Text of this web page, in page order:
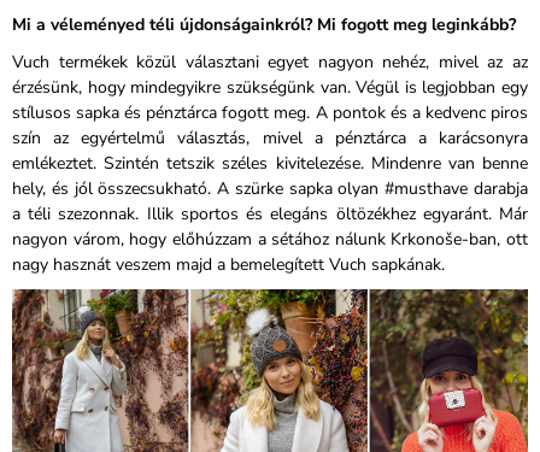
Mi a véleményed téli újdonságainkról? Mi fogott meg leginkább?
Vuch termékek közül választani egyet nagyon nehéz, mivel az az
érzésünk, hogy mindegyikre szükségünk van. Végül is legjobban egy
stílusos sapka és pénztárca fogott meg. A pontok és a kedvenc piros
szín az egyértelmű választás, mivel a pénztárca a karácsonyra
emlékeztet. Szintén tetszik széles kivitelezése. Mindenre van benne
hely, és jól összecsukható. A szürke sapka olyan #musthave darabja
a téli szezonnak. Illik sportos és elegáns öltözékhez egyaránt. Már
nagyon várom, hogy előhúzzam a sétához nálunk Krkonoše-ban, ott
nagy hasznát veszem majd a bemelegített Vuch sapkának.